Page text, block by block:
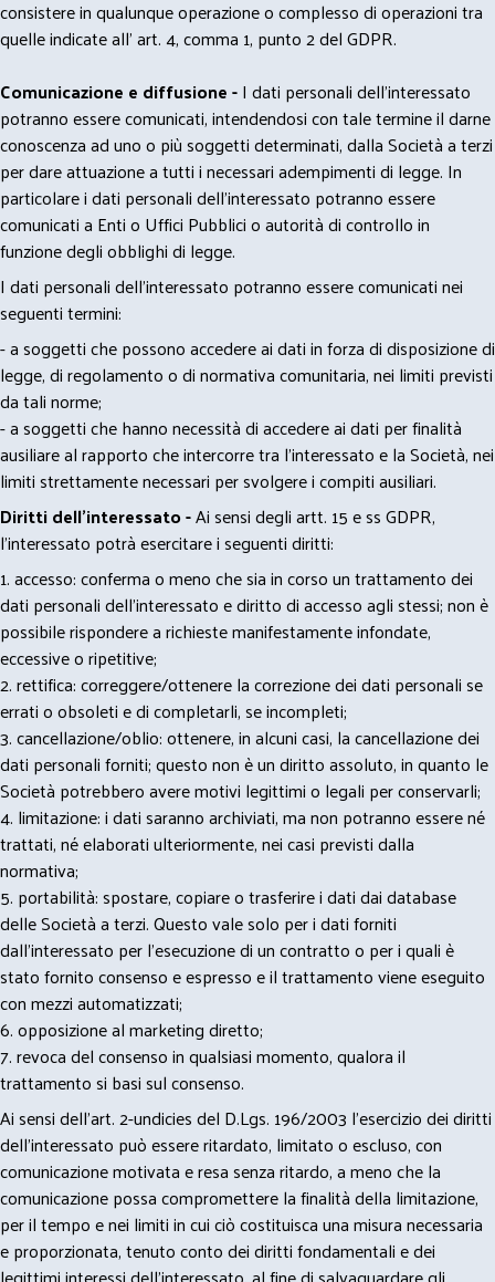
consistere in qualunque operazione o complesso di operazioni tra
quelle indicate all' art. 4, comma 1, punto 2 del GDPR.
Comunicazione e diffusione -I dati personali dell’interessato
potranno essere comunicati, intendendosi con tale termine il darne
conoscenza ad uno o più soggetti determinati, dalla Società a terzi
per dare attuazione a tutti i necessari adempimenti di legge. In
particolare i dati personali dell’interessato potranno essere
comunicati a Enti o Uffici Pubblici o autorità di controllo in
funzione degli obblighi di legge.
I dati personali dell’interessato potranno essere comunicati nei
seguenti termini:
- a soggetti che possono accedere ai dati in forza di disposizione di
legge, di regolamento o di normativa comunitaria, nei limiti previsti
da tali norme;
- a soggetti che hanno necessità di accedere ai dati per finalità
ausiliare al rapporto che intercorre tra l’interessato e la Società, nei
limiti strettamente necessari per svolgere i compiti ausiliari.
Diritti dell’interessato -Ai sensi degli artt. 15 e ss GDPR,
l’interessato potrà esercitare i seguenti diritti:
1. accesso: conferma o meno che sia in corso un trattamento dei
dati personali dell’interessato e diritto di accesso agli stessi; non è
possibile rispondere a richieste manifestamente infondate,
eccessive o ripetitive;
2. rettifica: correggere/ottenere la correzione dei dati personali se
errati o obsoleti e di completarli, se incompleti;
3. cancellazione/oblio: ottenere, in alcuni casi, la cancellazione dei
dati personali forniti; questo non è un diritto assoluto, in quanto le
Società potrebbero avere motivi legittimi o legali per conservarli;
4. limitazione: i dati saranno archiviati, ma non potranno essere né
trattati, né elaborati ulteriormente, nei casi previsti dalla
normativa;
5. portabilità: spostare, copiare o trasferire i dati dai database
delle Società a terzi. Questo vale solo per i dati forniti
dall’interessato per l’esecuzione di un contratto o per i quali è
stato fornito consenso e espresso e il trattamento viene eseguito
con mezzi automatizzati;
6. opposizione al marketing diretto;
7. revoca del consenso in qualsiasi momento, qualora il
trattamento si basi sul consenso.
Ai sensi dell’art. 2-undicies del D.Lgs. 196/2003 l’esercizio dei diritti
dell’interessato può essere ritardato, limitato o escluso, con
comunicazione motivata e resa senza ritardo, a meno che la
comunicazione possa compromettere la finalità della limitazione,
per il tempo e nei limiti in cui ciò costituisca una misura necessaria
e proporzionata, tenuto conto dei diritti fondamentali e dei